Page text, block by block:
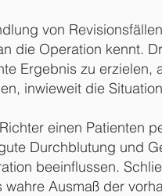
von
die Operation kennt.
Ergebnis zu erzielen,
inwieweit die
einen Patienten
Durchblutung und
beeinflussen.
wahre Ausmaß der